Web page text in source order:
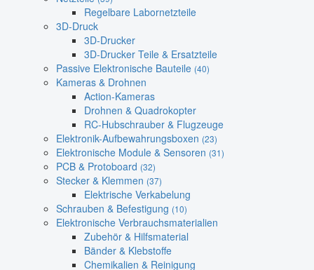
Regelbare Labornetzteile
3D-Druck
3D-Drucker
3D-Drucker Teile & Ersatzteile
Passive Elektronische Bauteile (40)
Kameras & Drohnen
Action-Kameras
Drohnen & Quadrokopter
RC-Hubschrauber & Flugzeuge
Elektronik-Aufbewahrungsboxen (23)
Elektronische Module & Sensoren (31)
PCB & Protoboard (32)
Stecker & Klemmen (37)
Elektrische Verkabelung
Schrauben & Befestigung (10)
Elektronische Verbrauchsmaterialien
Zubehör & Hilfsmaterial
Bänder & Klebstoffe
Chemikalien & Reinigung